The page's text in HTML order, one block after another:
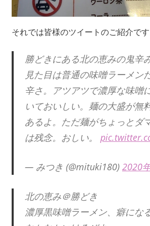
それでは皆様のツイートのご紹介です
勝どきにある北の恵みの鬼辛
見た目は普通の味噌ラーメン
辛さ。アツアツで濃厚な味噌
いておいしい。麺の大盛が無
あるよ。ただ麺がちょっとダ
は残念。おしい。
— みつき (@mituki180) 2020
北の恵み＠勝どき
濃厚黒味噌ラーメン、癖にな